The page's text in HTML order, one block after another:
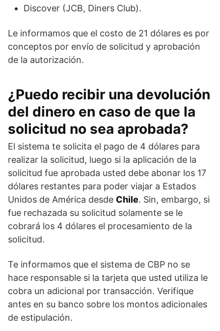
Discover (JCB, Diners Club).
Le informamos que el costo de 21 dólares es por
conceptos por envío de solicitud y aprobación
de la autorización.
¿Puedo recibir una devolución
del dinero en caso de que la
solicitud no sea aprobada?
El sistema te solicita el pago de 4 dólares para
realizar la solicitud, luego si la aplicación de la
solicitud fue aprobada usted debe abonar los 17
dólares restantes para poder viajar a Estados
Unidos de América desde Chile. Sin, embargo, si
fue rechazada su solicitud solamente se le
cobrará los 4 dólares el procesamiento de la
solicitud.
Te informamos que el sistema de CBP no se
hace responsable si la tarjeta que usted utiliza le
cobra un adicional por transacción. Verifique
antes en su banco sobre los montos adicionales
de estipulación.